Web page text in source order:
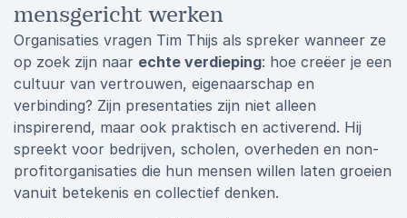
mensgericht werken
Organisaties vragen Tim Thijs als spreker wanneer ze
op zoek zijn naar echte verdieping: hoe creëer je een
cultuur van vertrouwen, eigenaarschap en
verbinding? Zijn presentaties zijn niet alleen
inspirerend, maar ook praktisch en activerend. Hij
spreekt voor bedrijven, scholen, overheden en non-
profitorganisaties die hun mensen willen laten groeien
vanuit betekenis en collectief denken.